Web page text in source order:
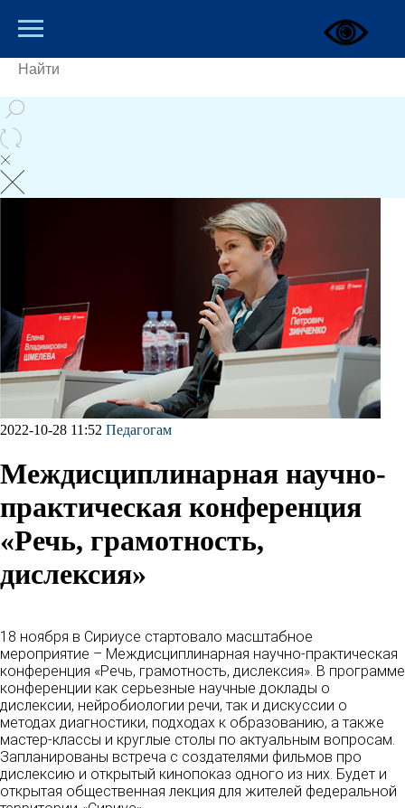
2022-10-28 11:52 Педагогам
Междисциплинарная научно-
практическая конференция
«Речь, грамотность,
дислексия»
18 ноября в Сириусе стартовало масштабное
мероприятие – Междисциплинарная научно-практическая
конференция «Речь, грамотность, дислексия». В программе
конференции как серьезные научные доклады о
дислексии, нейробиологии речи, так и дискуссии о
методах диагностики, подходах к образованию, а также
мастер-классы и круглые столы по актуальным вопросам.
Запланированы встреча с создателями фильмов про
дислексию и открытый кинопоказ одного из них. Будет и
открытая общественная лекция для жителей федеральной